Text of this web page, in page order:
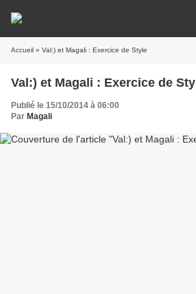
Accueil » Val:) et Magali : Exercice de Style
Val:) et Magali : Exercice de
Publié le 15/10/2014 à 06:00
Par Magali